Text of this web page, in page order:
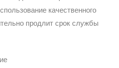
качественного
продлит срок службы